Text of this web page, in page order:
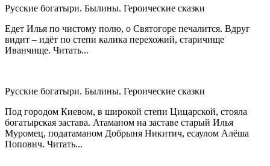
Русские богатыри. Былины. Героические сказки
Едет Илья по чистому полю, о Святогоре печалится. Вдруг
видит – идёт по степи калика перехожий, старичище
Иванчище. Читать...
Русские богатыри. Былины. Героические сказки
Под городом Киевом, в широкой степи Цицарской, стояла
богатырская застава. Атаманом на заставе старый Илья
Муромец, податаманом Добрыня Никитич, есаулом Алёша
Попович. Читать...